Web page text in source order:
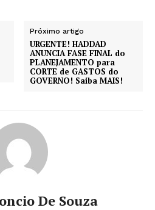
Próximo artigo
URGENTE! HADDAD
ANUNCIA FASE FINAL do
PLANEJAMENTO para
CORTE de GASTOS do
GOVERNO! Saiba MAIS!
De Souza